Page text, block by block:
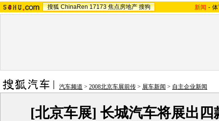
搜狐 ChinaRen 17173 焦点房地产 搜狗 新闻 -
汽车频道 > 2008北京车展前传 > 展车新闻 > 自主企业新闻
[北京车展] 长城汽车将展出四